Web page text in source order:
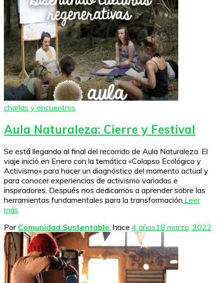
charlas y encuentros
Aula Naturaleza: Cierre y Festival
Se está llegando al final del recorrido de Aula Naturaleza. El
viaje inició en Enero con la temática «Colapso Ecológico y
Activismo» para hacer un diagnóstico del momento actual y
para conocer experiencias de activismo variadas e
inspiradores. Después nos dedicamos a aprender sobre las
herramientas fundamentales para la transformación Leer
más
Por Comunidad Sustentable , hace 4 años18 marzo, 2022